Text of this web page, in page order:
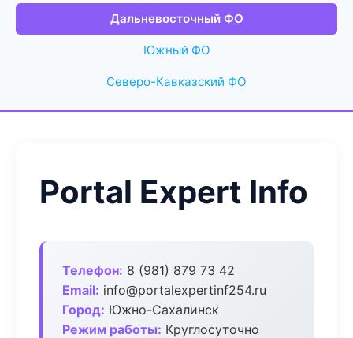
Дальневосточный ФО
Южный ФО
Северо-Кавказский ФО
Portal Expert Info
Телефон: 8 (981) 879 73 42
Email: info@portalexpertinf254.ru
Город: Южно-Сахалинск
Режим работы: Круглосуточно